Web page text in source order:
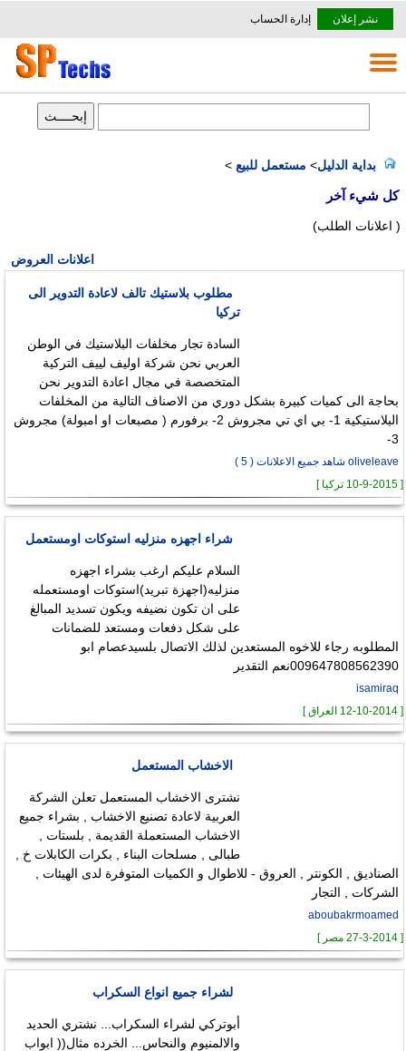
نشر إعلان إدارة الحساب
بداية الدليل> مستعمل للبيع >
كل شيء آخر
( اعلانات الطلب)
اعلانات العروض
مطلوب بلاستيك تالف لاعادة التدوير الى
تركيا
السادة تجار مخلفات البلاستيك في الوطن
العربي نحن شركة اوليف لييف التركية
المتخصصة في مجال اعادة التدوير نحن
بحاجة الى كميات كبيرة بشكل دوري من الاصناف التالية من المخلفات
البلاستيكية 1- بي اي تي مجروش 2- برفورم ( مصبعات او امبولة) مجروش
3-
oliveleave شاهد جميع الاعلانات ( 5 )
[ 10-9-2015 تركيا ]
شراء اجهزه منزليه استوكات اومستعمل
السلام عليكم ارغب بشراء اجهزه
منزليه(اجهزة تبريد)استوكات اومستعمله
على ان تكون نضيفه ويكون تسديد المبالغ
على شكل دفعات ومستعد للضمانات
المطلوبه رجاء للاخوه المستعدين لذلك الاتصال بلسيدعصام ابو
009647808562390نعم التقدير
isamiraq
[ 12-10-2014 العراق ]
الاخشاب المستعمل
نشترى الاخشاب المستعمل تعلن الشركة
العربية لاعادة تصنيع الاخشاب , بشراء جميع
الاخشاب المستعملة القديمة , بلستات ,
طبالى , مسلحات البناء , بكرات الكابلات خ ,
الصناديق , الكونتر , العروق - للاطوال و الكميات المتوفرة لدى الهيئات ,
الشركات , التجار
aboubakrmoamed
[ 27-3-2014 مصر ]
لشراء جميع انواع السكراب
أبوتركي لشراء السكراب... نشتري الحديد
والالمنيوم والنحاس... الخرده مثال(( ابواب